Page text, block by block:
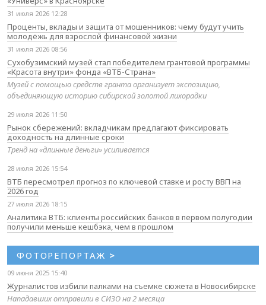
31 июля 2026 12:28
Проценты, вклады и защита от мошенников: чему будут учить
молодёжь для взрослой финансовой жизни
31 июля 2026 08:56
Сухобузимский музей стал победителем грантовой программы
«Красота внутри» фонда «ВТБ-Страна»
Музей с помощью средств гранта организует экспозицию,
объединяющую историю сибирской золотой лихорадки
29 июля 2026 11:50
Рынок сбережений: вкладчикам предлагают фиксировать
доходность на длинные сроки
Тренд на «длинные деньги» усиливается
28 июля 2026 15:54
ВТБ пересмотрел прогноз по ключевой ставке и росту ВВП на
2026 год
27 июля 2026 18:15
Аналитика ВТБ: клиенты российских банков в первом полугодии
получили меньше кешбэка, чем в прошлом
ФОТОРЕПОРТАЖ >
09 июня 2025 15:40
Журналистов избили палками на съемке сюжета в Новосибирске
Нападавших отправили в СИЗО на 2 месяца